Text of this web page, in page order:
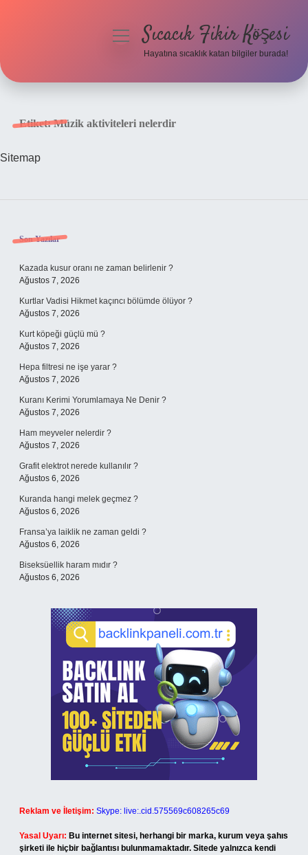
menüyüSıcacık Fikir Köşesi
Hayatına sıcaklık katan bilgiler burada!
Etiket:Müzik aktiviteleri nelerdir
Sitemap
Sidebar
Son Yazılar
Kazada kusur oranı ne zaman belirlenir ?
Ağustos 7, 2026
Kurtlar Vadisi Hikmet kaçıncı bölümde ölüyor ?
Ağustos 7, 2026
Kurt köpeği güçlü mü ?
Ağustos 7, 2026
Hepa filtresi ne işe yarar ?
Ağustos 7, 2026
Kuranı Kerimi Yorumlamaya Ne Denir ?
Ağustos 7, 2026
Ham meyveler nelerdir ?
Ağustos 7, 2026
Grafit elektrot nerede kullanılır ?
Ağustos 6, 2026
Kuranda hangi melek geçmez ?
Ağustos 6, 2026
Fransa’ya laiklik ne zaman geldi ?
Ağustos 6, 2026
Biseksüellik haram mıdır ?
Ağustos 6, 2026
Reklam ve İletişim: Skype: live:.cid.575569c608265c69
Yasal Uyarı: Bu internet sitesi, herhangi bir marka, kurum veya şahıs
şirketi ile hiçbir bağlantısı bulunmamaktadır. Sitede yalnızca kendi